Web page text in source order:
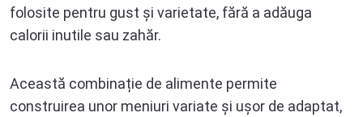
folosite pentru gust și varietate, fără a adăuga
calorii inutile sau zahăr.
Această combinație de alimente permite
construirea unor meniuri variate și ușor de adaptat,